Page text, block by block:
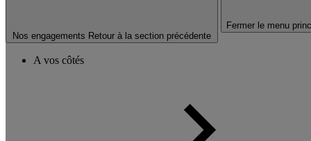
Nos engagements Retour à la section précédente
Fermer le menu
A vos côtés